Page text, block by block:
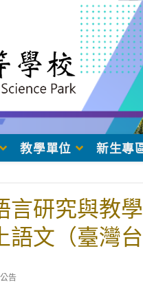
教學單位 新生專
言研究與教
語文（臺灣
告